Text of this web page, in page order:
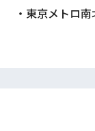
・東京メトロ